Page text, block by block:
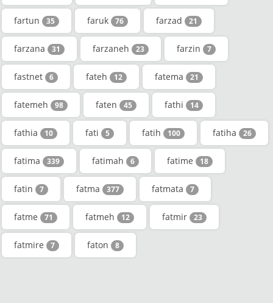
fartun 35 faruk 76 farzad 21
farzana 31 farzaneh 23 farzin 7
fastnet 6 fateh 12 fatema 21
fatemeh 98 faten 45 fathi 14
fathia 10 fati 5 fatih 100 fatiha 26
fatima 339 fatimah 6 fatime 18
fatin 7 fatma 377 fatmata 7
fatme 71 fatmeh 12 fatmir 23
fatmire 7 faton 8